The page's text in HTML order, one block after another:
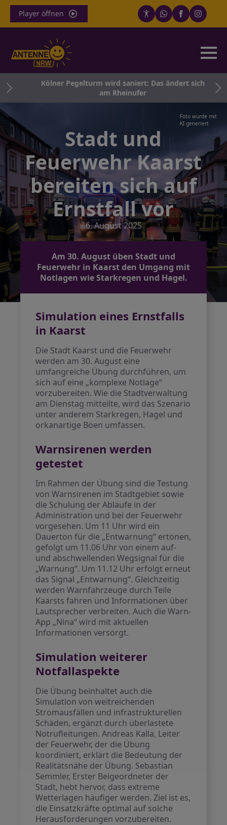
Player öffnen
Kölner Pegelturm wird saniert: Das ändert sich
am Rheinufer
Foto wurde mit
KI generiert
Stadt und
Feuerwehr Kaarst
bereiten sich auf
Ernstfall vor
6. August 2025
Am 30. August üben Stadt und
Feuerwehr in Kaarst den Umgang mit
Notlagen wie Starkregen und Hagel.
Simulation eines Ernstfalls
in Kaarst
Die Stadt Kaarst und die Feuerwehr
werden am 30. August eine
umfangreiche Übung durchführen, um
sich auf eine „komplexe Notlage“
vorzubereiten. Wie die Stadtverwaltung
am Dienstag mitteilte, wird das Szenario
unter anderem Starkregen, Hagel und
orkanartige Böen umfassen.
Warnsirenen werden
getestet
Im Rahmen der Übung sind die Testung
von Warnsirenen im Stadtgebiet sowie
die Schulung der Abläufe in der
Administration und bei der Feuerwehr
vorgesehen. Um 11 Uhr wird ein
Dauerton für die „Entwarnung“ ertönen,
gefolgt um 11.06 Uhr von einem auf-
und abschwellenden Wegsignal für die
„Warnung“. Um 11.12 Uhr erfolgt erneut
das Signal „Entwarnung“. Gleichzeitig
werden Warnfahrzeuge durch Teile
Kaarsts fahren und Informationen über
Lautsprecher verbreiten. Auch die Warn-
App „Nina“ wird mit aktuellen
Informationen versorgt.
Simulation weiterer
Notfallaspekte
Die Übung beinhaltet auch die
Simulation von weitreichenden
Stromausfällen und infrastrukturellen
Schäden, ergänzt durch überlastete
Notrufleitungen. Andreas Kalla, Leiter
der Feuerwehr, der die Übung
koordiniert, erklärt die Bedeutung der
Realitätsnähe der Übung. Sebastian
Semmler, Erster Beigeordneter der
Stadt, hebt hervor, dass extreme
Wetterlagen häufiger werden. Ziel ist es,
die Einsatzkräfte optimal auf solche
Herausforderungen vorzubereiten.